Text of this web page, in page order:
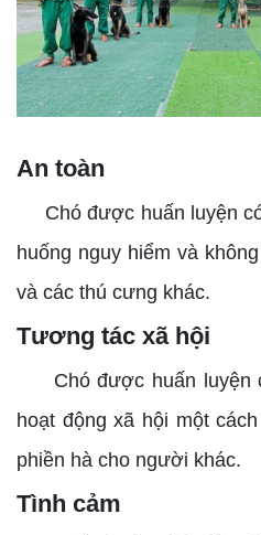
An toàn
Chó được huấn luyện
huống nguy hiểm và
và các thú cưng khác.
Tương tác xã hội
Chó được huấn luyện
hoạt động xã hội một
phiền hà cho người khác.
Tình cảm